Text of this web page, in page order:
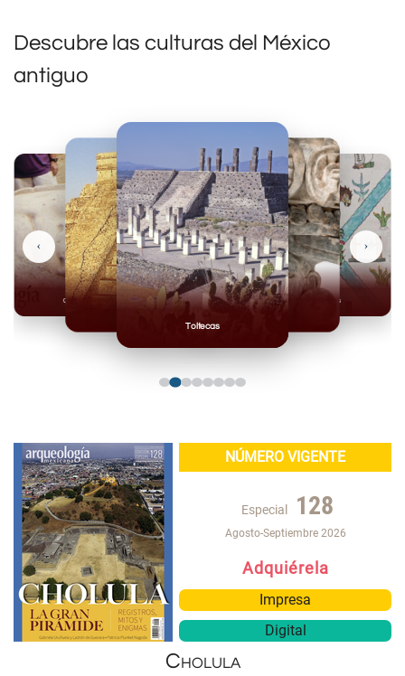
Descubre las culturas del México
antiguo
Toltecas
Mexicas
Olmecas
‹ ›
NÚMERO VIGENTE
Especial 128
Agosto-Septiembre 2026
Adquiérela
Impresa
Digital
Cholula